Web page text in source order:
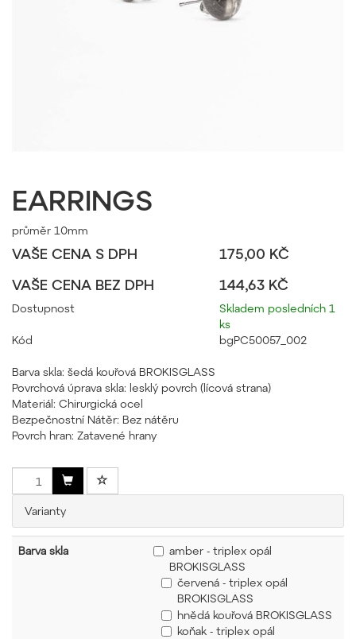
EARRINGS
průměr 10mm
VAŠE CENA S DPH
175,00 KČ
VAŠE CENA BEZ DPH
144,63 KČ
Dostupnost
Skladem posledních 1
ks
Kód
bgPC50057_002
Barva skla: šedá kouřová BROKISGLASS
Povrchová úprava skla: lesklý povrch (lícová strana)
Materiál: Chirurgická ocel
Bezpečnostní Nátěr: Bez nátěru
Povrch hran: Zatavené hrany
Varianty
Barva skla
amber - triplex opál
BROKISGLASS
červená - triplex opál
BROKISGLASS
hnědá kouřová BROKISGLASS
koňak - triplex opál